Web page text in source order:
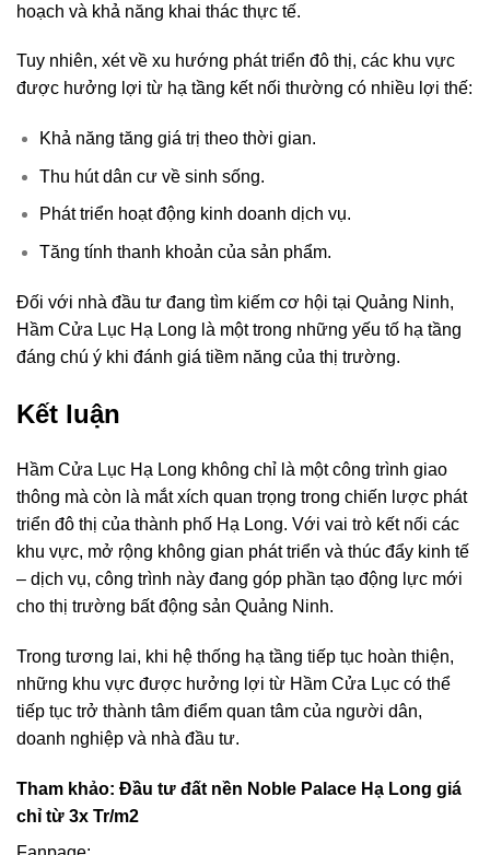
hoạch và khả năng khai thác thực tế.
Tuy nhiên, xét về xu hướng phát triển đô thị, các khu vực
được hưởng lợi từ hạ tầng kết nối thường có nhiều lợi thế:
Khả năng tăng giá trị theo thời gian.
Thu hút dân cư về sinh sống.
Phát triển hoạt động kinh doanh dịch vụ.
Tăng tính thanh khoản của sản phẩm.
Đối với nhà đầu tư đang tìm kiếm cơ hội tại Quảng Ninh,
Hầm Cửa Lục Hạ Long là một trong những yếu tố hạ tầng
đáng chú ý khi đánh giá tiềm năng của thị trường.
Kết luận
Hầm Cửa Lục Hạ Long không chỉ là một công trình giao
thông mà còn là mắt xích quan trọng trong chiến lược phát
triển đô thị của thành phố Hạ Long. Với vai trò kết nối các
khu vực, mở rộng không gian phát triển và thúc đẩy kinh tế
– dịch vụ, công trình này đang góp phần tạo động lực mới
cho thị trường bất động sản Quảng Ninh.
Trong tương lai, khi hệ thống hạ tầng tiếp tục hoàn thiện,
những khu vực được hưởng lợi từ Hầm Cửa Lục có thể
tiếp tục trở thành tâm điểm quan tâm của người dân,
doanh nghiệp và nhà đầu tư.
Tham khảo: Đầu tư đất nền Noble Palace Hạ Long giá
chỉ từ 3x Tr/m2